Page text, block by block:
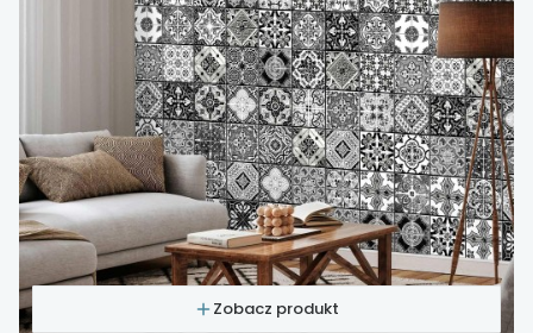
Zobacz produkt